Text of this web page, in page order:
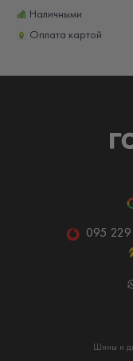
Наличными
Оплата картой
095
Шины и